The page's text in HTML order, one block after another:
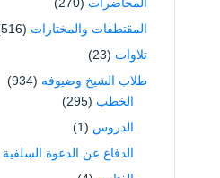
المقتطفات والمختارات (516)
تلاوات (23)
طلاب الشيخ وضيوفه (934)
الخطب (295)
الدروس (1)
الدفاع عن الدعوة السلفية